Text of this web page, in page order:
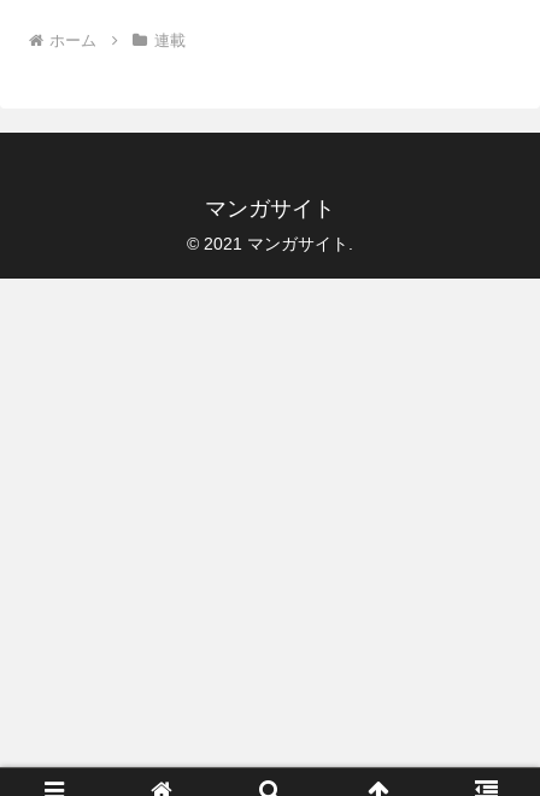
ホーム 連載
マンガサイト
© 2021 マンガサイト.